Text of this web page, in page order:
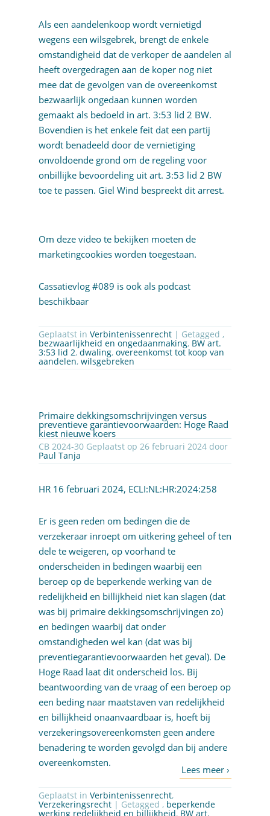
Als een aandelenkoop wordt vernietigd
wegens een wilsgebrek, brengt de enkele
omstandigheid dat de verkoper de aandelen al
heeft overgedragen aan de koper nog niet
mee dat de gevolgen van de overeenkomst
bezwaarlijk ongedaan kunnen worden
gemaakt als bedoeld in art. 3:53 lid 2 BW.
Bovendien is het enkele feit dat een partij
wordt benadeeld door de vernietiging
onvoldoende grond om de regeling voor
onbillijke bevoordeling uit art. 3:53 lid 2 BW
toe te passen. Giel Wind bespreekt dit arrest.
Om deze video te bekijken moeten de
marketingcookiesworden toegestaan.
Cassatievlog #089 is ook als podcast
beschikbaar
Geplaatst in Verbintenissenrecht | Getagged ,
bezwaarlijkheid en ongedaanmaking, BW art.
3:53 lid 2, dwaling, overeenkomst tot koop van
aandelen, wilsgebreken
Primaire dekkingsomschrijvingen versus
preventieve garantievoorwaarden: Hoge Raad
kiest nieuwe koers
CB 2024-30 Geplaatst op 26 februari 2024 door
Paul Tanja
HR 16 februari 2024, ECLI:NL:HR:2024:258
Er is geen reden om bedingen die de
verzekeraar inroept om uitkering geheel of ten
dele te weigeren, op voorhand te
onderscheiden in bedingen waarbij een
beroep op de beperkende werking van de
redelijkheid en billijkheid niet kan slagen (dat
was bij primaire dekkingsomschrijvingen zo)
en bedingen waarbij dat onder
omstandigheden wel kan (dat was bij
preventiegarantievoorwaarden het geval). De
Hoge Raad laat dit onderscheid los. Bij
beantwoording van de vraag of een beroep op
een beding naar maatstaven van redelijkheid
en billijkheid onaanvaardbaar is, hoeft bij
verzekeringsovereenkomsten geen andere
benadering te worden gevolgd dan bij andere
overeenkomsten.
Geplaatst in Verbintenissenrecht,
Verzekeringsrecht | Getagged , beperkende
werking redelijkheid en billijkheid, BW art.